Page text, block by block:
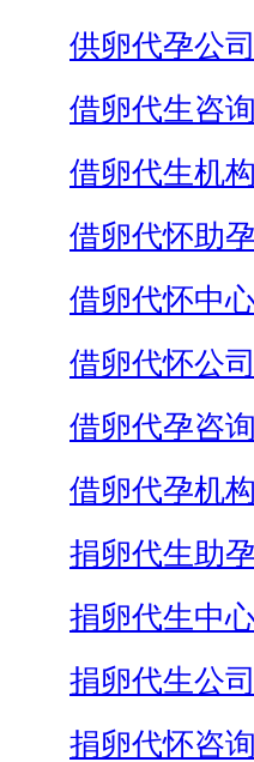
供卵代孕公司
借卵代生咨询
借卵代生机构
借卵代怀助孕
借卵代怀中
借卵代怀公司
借卵代孕咨询
借卵代孕机构
捐卵代生助孕
捐卵代生中
捐卵代生公司
捐卵代怀咨询